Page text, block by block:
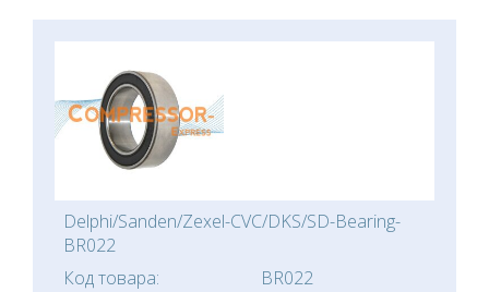
Delphi/Sanden/Zexel-CVC/DKS/SD-Bearing-
BR022
Код товара:
BR022